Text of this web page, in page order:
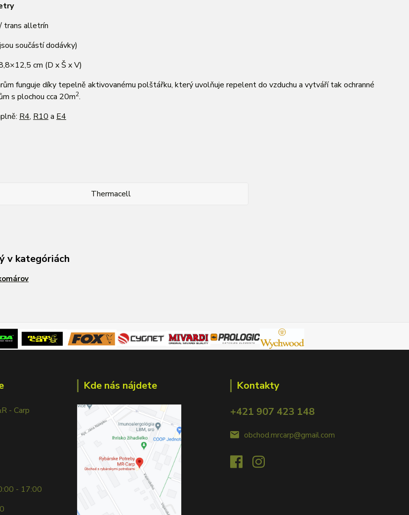
trans alletrín
součástí dodávky)
cm (D x Š x V)
funguje díky tepelně aktivovanému polštářku, který uvolňuje repelent do vzduchu a vytváří tak ochranné
s plochou cca 20m2.
R4, R10 a E4
Thermacell
v kategóriách
- Carp
- 17:00
Kde nás nájdete
Kontakty
+421 907 423 148
obchod.mrcarp@gmail.com